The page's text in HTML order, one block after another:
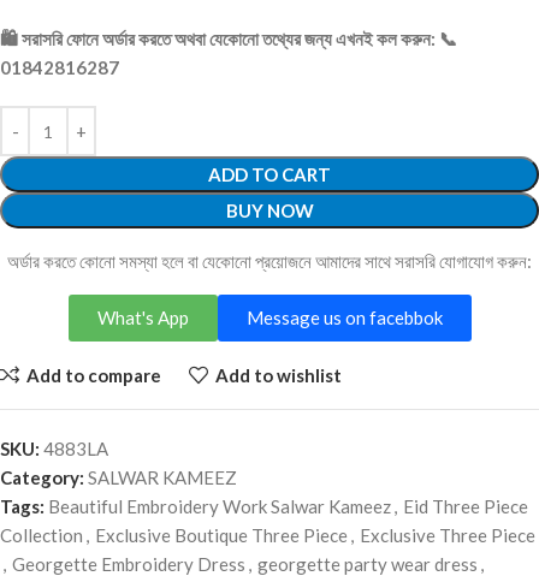
🛍️ সরাসরি ফোনে অর্ডার করতে অথবা যেকোনো তথ্যের জন্য এখনই কল করুন: 📞
01842816287
ADD TO CART
BUY NOW
অর্ডার করতে কোনো সমস্যা হলে বা যেকোনো প্রয়োজনে আমাদের সাথে সরাসরি যোগাযোগ করুন:
Message us on facebbok
What's App
Add to compare Add to wishlist
SKU: 4883LA
Category: SALWAR KAMEEZ
Tags: Beautiful Embroidery Work Salwar Kameez, Eid Three Piece
Collection , Exclusive Boutique Three Piece, Exclusive Three Piece
, Georgette Embroidery Dress , georgette party wear dress ,